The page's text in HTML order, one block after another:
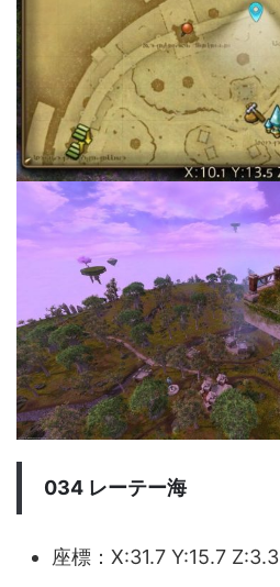
034 レーテー海
座標：X:31.7 Y:15.7 Z:3.3